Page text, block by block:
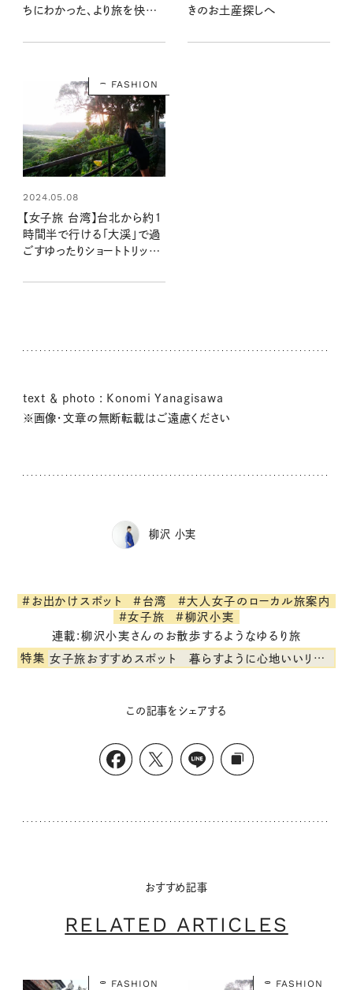
ちにわかった、より旅を快適
ト柳沢小実さんの台湾旅行
きのお土産探しへ
FASHION
2024.05.08
【女子旅 台湾】台北から約1
時間半で行ける「大渓」で過
ごすゆったりショートトリッ
んの台湾旅行記 第２話
text ＆ photo : Konomi Yanagisawa
※画像・文章の無断転載はご遠慮ください
柳沢 小実
#お出かけスポット #台湾
#大人女子のローカル旅案内
#女子旅
#柳沢小実
連載:柳沢小実さんのお散歩するようなゆるり旅
特集 女子旅おすすめスポット 暮らすように心地いいリンネル旅ガイド
この記事をシェアする
おすすめ記事
RELATED ARTICLES
FASHION FASHION